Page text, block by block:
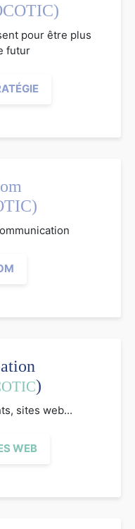
pour être plus
futur
)
sites web...
WEB